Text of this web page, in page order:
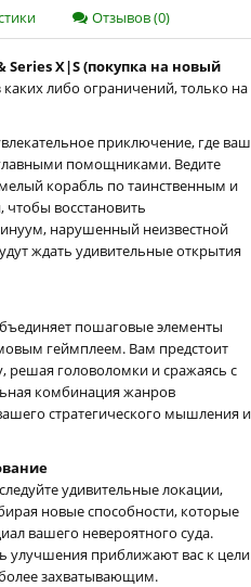
Отзывов (0)
Series X|S (покупка на новый
каких либо ограничений, только на
приключение, где ваш
помощниками. Ведите
корабль по таинственным и
восстановить
нарушенный неизвестной
ждать удивительные открытия
пошаговые элементы
геймплеем. Вам предстоит
решая головоломки и сражаясь с
комбинация жанров
стратегического мышления и
удивительные локации,
новые способности, которые
вашего невероятного суда.
улучшения приближают вас к цели
захватывающим.